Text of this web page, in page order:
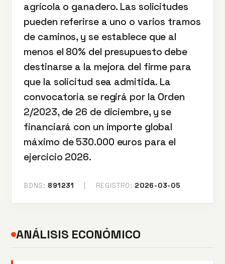
agrícola o ganadero. Las solicitudes
pueden referirse a uno o varios tramos
de caminos, y se establece que al
menos el 80% del presupuesto debe
destinarse a la mejora del firme para
que la solicitud sea admitida. La
convocatoria se regirá por la Orden
2/2023, de 26 de diciembre, y se
financiará con un importe global
máximo de 530.000 euros para el
ejercicio 2026.
BDNS: 891231 REGISTRO: 2026-03-05
ANÁLISIS ECONÓMICO